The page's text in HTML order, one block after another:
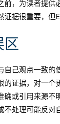
前，为读者提供
证据很重要，但
区
自己观点一致的
的证据，对一个
确或引用来源不
不处理可能反对